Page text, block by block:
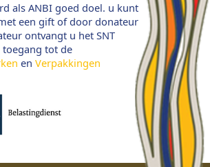
als ANBI goed doel. u kunt
een gift of door donateur
ontvangt u het SNT
toegang tot de
en Verpakkingen